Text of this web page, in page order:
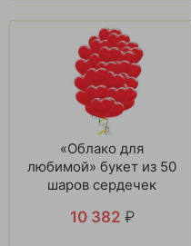
«Облако для
любимой» букет из 50
шаров сердечек
10 382 ₽